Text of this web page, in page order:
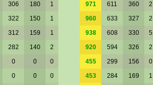
306 180 1 971 611 360 2
322 150 1 960 633 327 2
312 159 1 938 608 330 5
282 140 2 920 594 326 2
0 0 0 455 299 156 0
0 0 0 453 284 169 1